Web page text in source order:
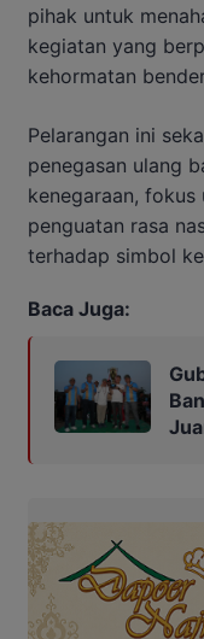
pihak untuk
kegiatan yang
kehormatan
Pelarangan ini
penegasan ulang
kenegaraan,
penguatan rasa
terhadap simbol
Baca Juga: